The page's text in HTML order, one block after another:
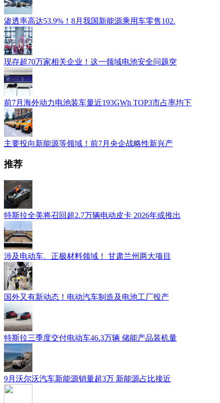
渗透率高达53.9%！8月我国新能源乘用车零售102.
现存超70万家相关企业！这一领域电池安全问题突
前7月海外动力电池装车量近193GWh TOP3市占率均下
主要投向新能源等领域！前7月央企战略性新兴产
推荐
特斯拉全美将召回超2.7万辆电动皮卡 2026年或推出
涉及电动车、正极材料领域！ 甘肃兰州两大项目
国外又有新动态！电动汽车制造及电池工厂投产
特斯拉三季度交付电动车46.3万辆 储能产品装机量
9月沃尔沃汽车新能源销量超3万 新能源占比接近